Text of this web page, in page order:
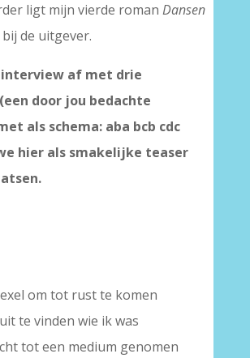
ligt mijn vierde roman Dansen
bij de uitgever.
af met drie
door jou bedachte
als schema: aba bcb cdc
hier als smakelijke teaser
om tot rust te komen
te vinden wie ik was
tot een medium genomen